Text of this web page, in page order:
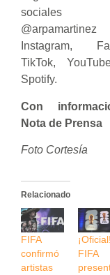
sociales
Instagram,
TikTok,
Spotify.
Con
Nota de Prensa
Foto Cortesía
Relacionado
FIFA
confirmó
artistas
¡Oficial!
FIFA